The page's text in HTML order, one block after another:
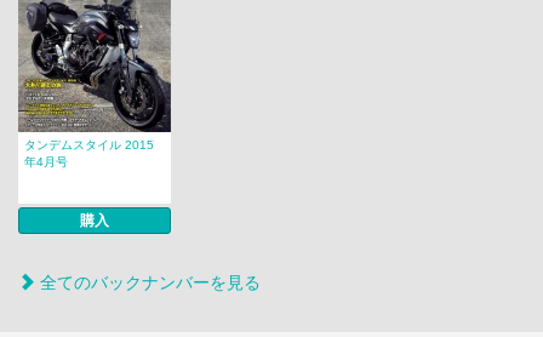
タンデムスタイル 2015
年4月号
購入
全てのバックナンバーを見る